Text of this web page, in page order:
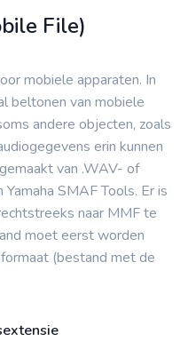
File)
mobiele apparaten. In
beltonen van mobiele
andere objecten, zoals
erin kunnen
van .WAV- of
SMAF Tools. Er is
naar MMF te
moet eerst worden
(bestand met de